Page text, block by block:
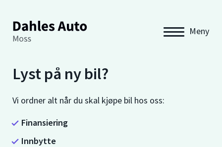
Meny
Lyst på ny bil?
Vi ordner alt når du skal kjøpe bil hos oss:
Finansiering
Innbytte